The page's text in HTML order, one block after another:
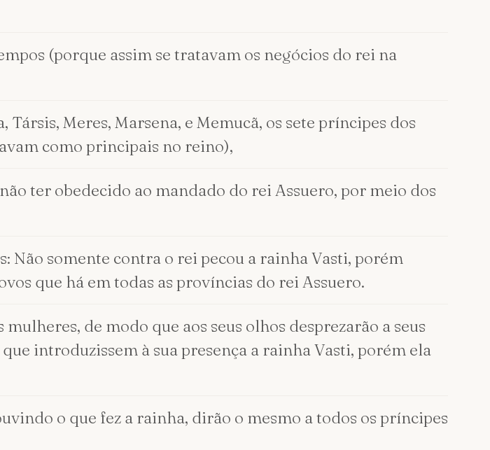
(porque assim se tratavam os negócios do rei na
Társis, Meres, Marsena, e Memucã, os sete príncipes dos
como principais no reino),
ter obedecido ao mandado do rei Assuero, por meio dos
Não somente contra o rei pecou a rainha Vasti, porém
que há em todas as províncias do rei Assuero.
de modo que aos seus olhos desprezarão a seus
introduzissem à sua presença a rainha Vasti, porém ela
o que fez a rainha, dirão o mesmo a todos os príncipes